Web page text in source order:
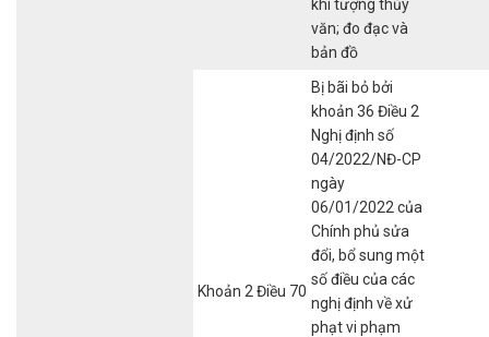
khí tượng thủy
văn; đo đạc và
bản đồ
Khoản 2 Điều 70
Bị bãi bỏ bởi
khoản 36 Điều 2
Nghị định số
04/2022/NĐ-CP
ngày
06/01/2022 của
Chính phủ sửa
đổi, bổ sung một
số điều của các
nghị định về xử
phạt vi phạm